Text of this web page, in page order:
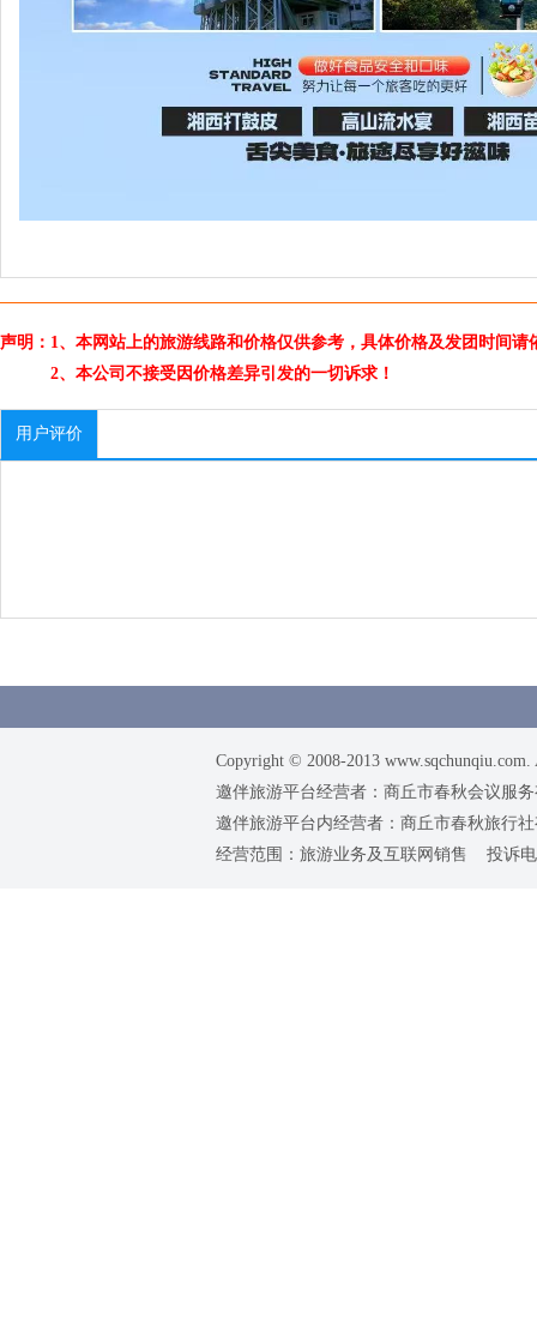
声明：1、本网站上的旅游线路和价格仅供参考，具体价格及发团时间
2、本公司不接受因价格差异引发的一切诉求！
用户评价
Copyright © 2008-2013
邀伴旅游平台经营者：商丘市春秋会议服
邀伴旅游平台内经营者：商丘市春秋旅行
经营范围：旅游业务及互联网销售 投诉